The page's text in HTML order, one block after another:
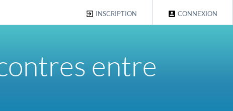
CONNEXION
INSCRIPTION
entre